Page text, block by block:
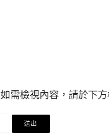
需檢視內容，請於下